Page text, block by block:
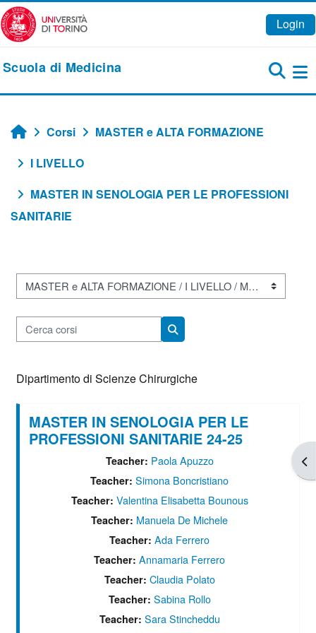
Vai al contenuto principale
Login
Scuola di Medicina
Home
Corsi
MASTER e ALTA FORMAZIONE
I LIVELLO
MASTER IN SENOLOGIA PER LE PROFESSIONI
SANITARIE
Categorie di corso
Cerca corsi
Cerca corsi
Dipartimento di Scienze Chirurgiche
MASTER IN SENOLOGIA PER LE
PROFESSIONI SANITARIE 24-25
Teacher: Paola Apuzzo
Teacher: Simona Boncristiano
Teacher: Valentina Elisabetta Bounous
Teacher: Manuela De Michele
Teacher: Ada Ferrero
Teacher: Annamaria Ferrero
Teacher: Claudia Polato
Teacher: Sabina Rollo
Teacher: Sara Stincheddu